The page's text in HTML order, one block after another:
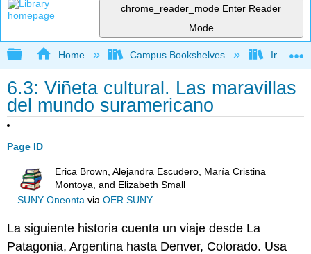
chrome_reader_mode Enter Reader
Mode
Expand/collapse global hierarchy
Home Campus Bookshelves Imperial
6.3: Viñeta cultural. Las maravillas
del mundo suramericano
Page ID
Erica Brown, Alejandra Escudero, María Cristina
Montoya, and Elizabeth Small
SUNY Oneontavia OER SUNY
La siguiente historia cuenta un viaje desde La
Patagonia, Argentina hasta Denver, Colorado. Usa